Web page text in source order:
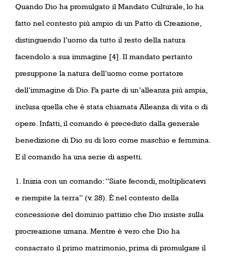
Quando Dio ha promulgato il Mandato Culturale, lo ha
fatto nel contesto più ampio di un Patto di Creazione,
distinguendo l’uomo da tutto il resto della natura
facendolo a sua immagine [4]. Il mandato pertanto
presuppone la natura dell’uomo come portatore
dell’immagine di Dio. Fa parte di un’alleanza più ampia,
inclusa quella che è stata chiamata Alleanza di vita o di
opere. Infatti, il comando è preceduto dalla generale
benedizione di Dio su di loro come maschio e femmina.
E il comando ha una serie di aspetti.
1. Inizia con un comando: “Siate fecondi, moltiplicatevi
e riempite la terra” (v. 28). È nel contesto della
concessione del dominio pattizio che Dio insiste sulla
procreazione umana. Mentre è vero che Dio ha
consacrato il primo matrimonio, prima di promulgare il